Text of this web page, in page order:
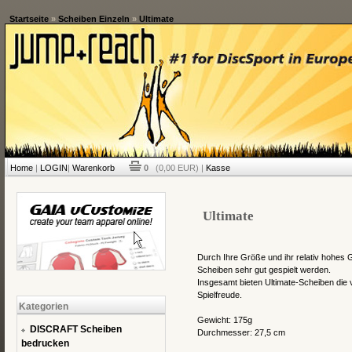
Startseite» Scheiben Einzeln » Ultimate
Home| LOGIN| Warenkorb 0 (0,00 EUR) | Kasse
Kategorien
DISCRAFT Scheiben
bedrucken
Ultimate
Durch Ihre Größe und ihr relativ hohes
Scheiben sehr gut gespielt werden.
Insgesamt bieten Ultimate-Scheiben
Spielfreude.
Gewicht: 175g
Durchmesser: 27,5 cm